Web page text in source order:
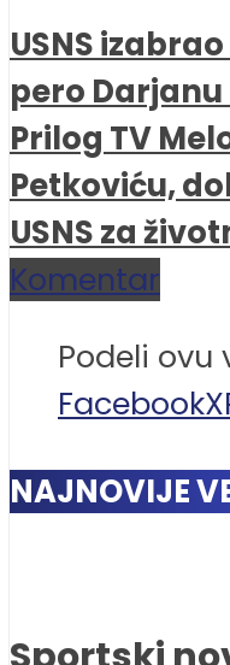
USNS
pero
Prilog TV
Petkoviću,
USNS za
Komentar
Podeli ovu
FacebookX
NAJNOVIJE